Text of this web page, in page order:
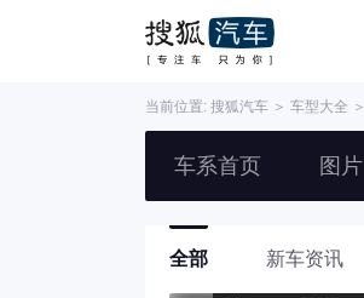
当前位置: 搜狐汽车 ＞ 车型大全 ＞
车系首页 图片
全部 新车资讯